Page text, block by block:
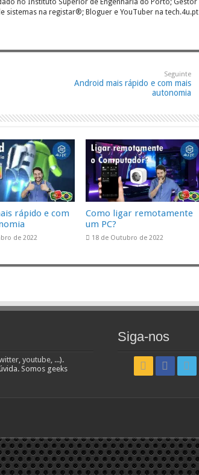
no Instituto Superior de Engenharia do Porto; Gestor
sistemas na registar®; Bloguer e YouTuber na tech.4u.pt
Seguinte
Android mais rápido e com mais
autonomia
rápido e com
de 2022
Como ligar remotamente
um PC?
18 de Outubro de 2022
, youtube, ...).
Somos geeks
Siga-nos